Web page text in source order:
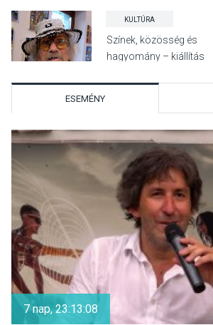
KULTÚRA
Színek, közösség és
hagyomány – kiállítás
KULTÚRA
Mordái folk-rock
lesz a pilismaróti Duna-
parton
KULTÚRA
Különleges nyári élményt
kínálnak a szabadtéri
előadások a
ESEMÉNY
7 nap, 23:13:07